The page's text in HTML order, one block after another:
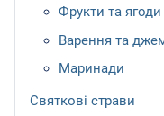
Фрукти та ягоди
Варення та
Маринади
Святкові страви